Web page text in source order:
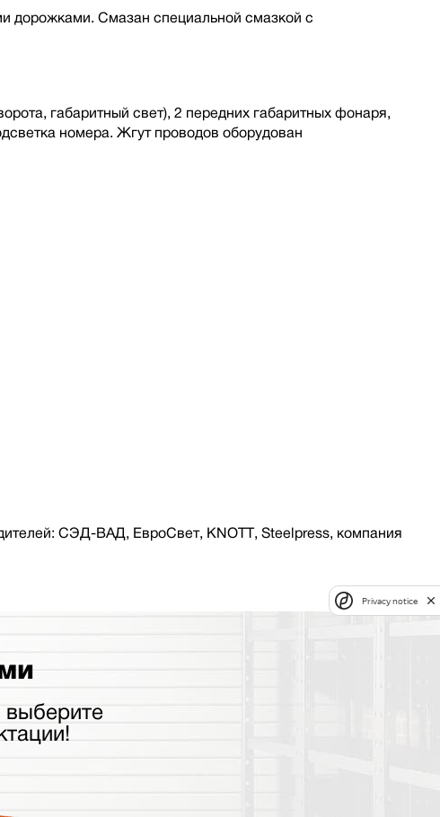
дорожками. Смазан специальной смазкой с
габаритный свет), 2 передних габаритных фонаря,
номера. Жгут проводов оборудован
СЭД-ВАД, ЕвроСвет, KNOTT, Steelpress, компания
Privacy notice